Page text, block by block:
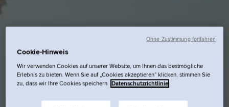
Cookie-Hinweis
Wir verwenden Cookies auf unserer Website, um Ihnen das bestmögliche
Erlebnis zu bieten. Wenn Sie auf „Cookies akzeptieren“ klicken, stimmen Sie
zu, dass wir Ihre Cookies speichern. Datenschutzrichtlinie
Ohne Zustimmung fortfahren